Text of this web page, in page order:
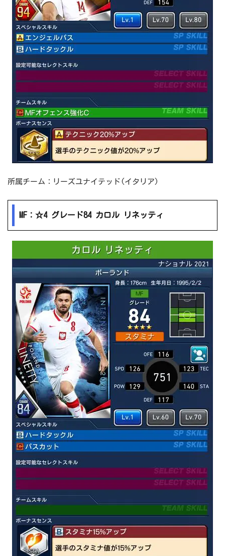
所属チーム：リーズユナイテッド(イタリア)
MF：☆4 グレード84 カロル リネッティ